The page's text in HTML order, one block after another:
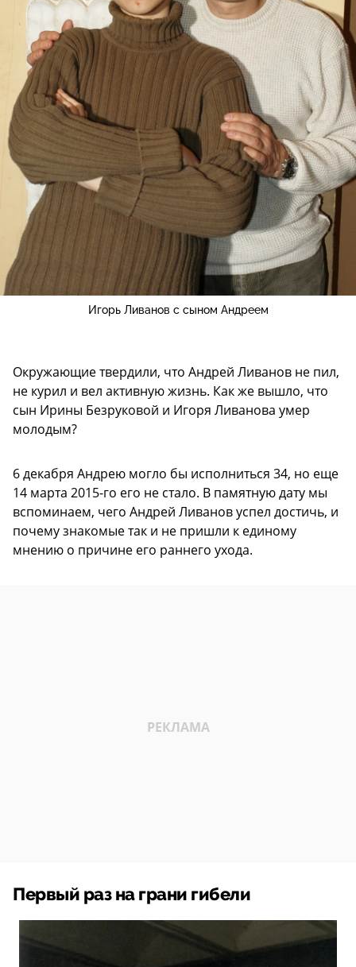
Игорь Ливанов с сыном Андреем
Окружающие твердили, что Андрей Ливанов не пил,
не курил и вел активную жизнь. Как же вышло, что
сын Ирины Безруковой и Игоря Ливанова умер
молодым?
6 декабря Андрею могло бы исполниться 34, но еще
14 марта 2015-го его не стало. В памятную дату мы
вспоминаем, чего Андрей Ливанов успел достичь, и
почему знакомые так и не пришли к единому
мнению о причине его раннего ухода.
Первый раз на грани гибели